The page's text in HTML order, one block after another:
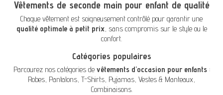
Vêtements de seconde main pour enfant de qualité
Chaque vêtement est soigneusement contrôlé pour garantir une
qualité optimale à petit prix, sans compromis sur le style ou le
confort.
Catégories populaires
Parcourez nos catégories de vêtements d'occasion pour enfants:
Robes, Pantalons, T-Shirts, Pyjamas, Vestes & Manteaux,
Combinaisons.